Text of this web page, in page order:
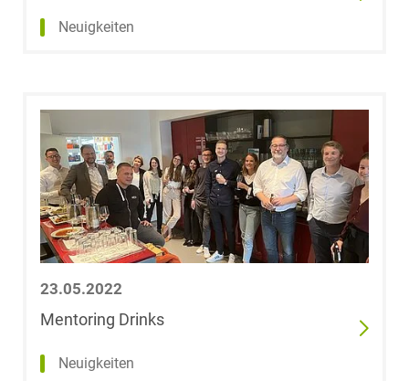
Neuigkeiten
23.05.2022
Mentoring Drinks
Neuigkeiten